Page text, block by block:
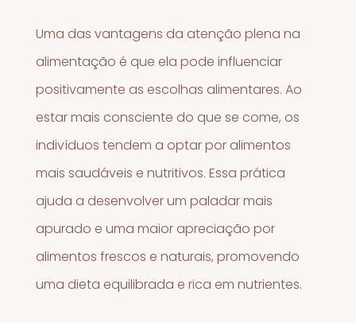
Uma das vantagens da atenção plena na
alimentação é que ela pode influenciar
positivamente as escolhas alimentares. Ao
estar mais consciente do que se come, os
indivíduos tendem a optar por alimentos
mais saudáveis e nutritivos. Essa prática
ajuda a desenvolver um paladar mais
apurado e uma maior apreciação por
alimentos frescos e naturais, promovendo
uma dieta equilibrada e rica em nutrientes.